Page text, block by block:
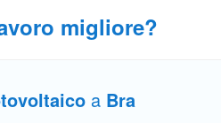
ruolo operativo centrale nella gestione
in campo, con interventi tecnici
migliore?
a Bra